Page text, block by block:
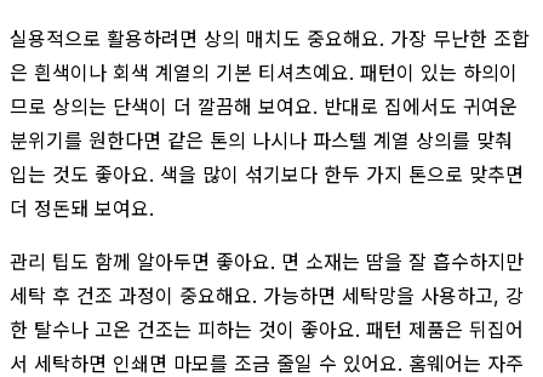
실용적으로 활용하려면 상의 매치도 중요해요. 가장 무난한 조합
은 흰색이나 회색 계열의 기본 티셔츠예요. 패턴이 있는 하의이
므로 상의는 단색이 더 깔끔해 보여요. 반대로 집에서도 귀여운
분위기를 원한다면 같은 톤의 나시나 파스텔 계열 상의를 맞춰
입는 것도 좋아요. 색을 많이 섞기보다 한두 가지 톤으로 맞추면
더 정돈돼 보여요.
관리 팁도 함께 알아두면 좋아요. 면 소재는 땀을 잘 흡수하지만
세탁 후 건조 과정이 중요해요. 가능하면 세탁망을 사용하고, 강
한 탈수나 고온 건조는 피하는 것이 좋아요. 패턴 제품은 뒤집어
서 세탁하면 인쇄면 마모를 조금 줄일 수 있어요. 홈웨어는 자주